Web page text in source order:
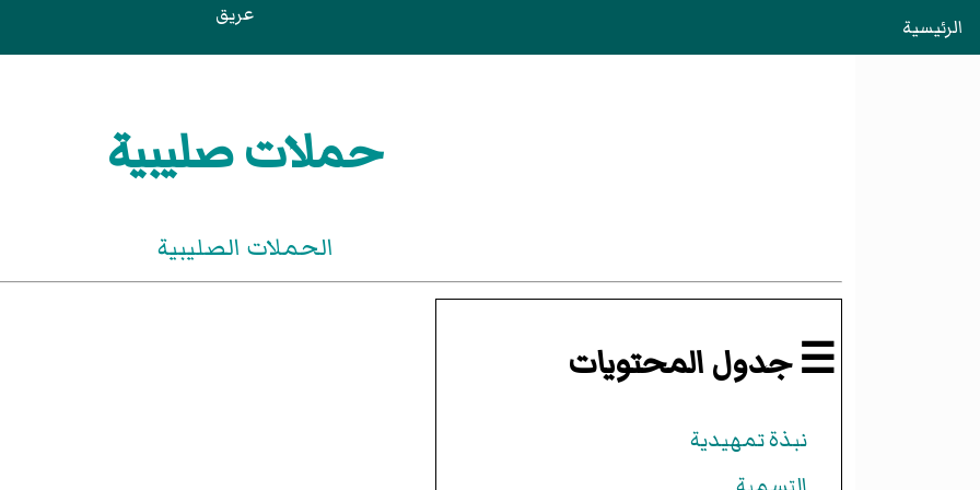
الرئيسية عريق
حملات صليبية
الحملات الصليبية
☰ جدول المحتويات
نبذة تمهيدية